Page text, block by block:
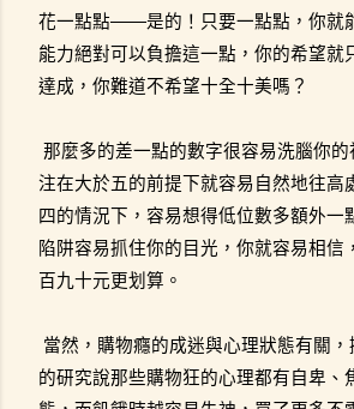
花一點點——是的！只要一點點，你就
能力絕對可以負擔這一點，你的希望就
達成，你難道不希望十全十美嗎？
那麼多的差一點的數字很容易洗腦你的
注在大於五的前提下就容易自然地往高
四的情況下，容易想得低位數多額外一
陷阱容易抓住你的目光，你就容易相信
百九十元更划算。
當然，購物癮的成迷與心理狀態有關
的研究說那些購物狂的心理都有自卑、